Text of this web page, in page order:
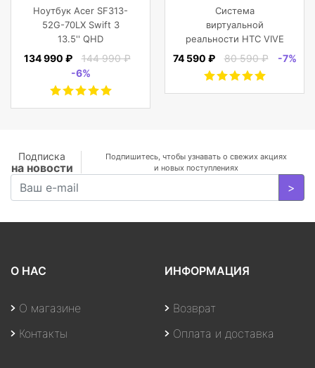
Core i7 16 GB 1TB SSD,
Silver
Ноутбук Acer SF313-
52G-70LX Swift 3
13.5'' QHD
(2256x1504) IPS/Intel
Core i7-1065G7
1.30GHz Quad/16
GB+1TB SSD/GF
MX350 2
кг/W10Pro/3Y/SILVER
134 990 ₽
144 990 ₽
-6%
Cosmos
Система
виртуальной
реальности HTC VIVE
Cosmos
74 590 ₽ 80 590 ₽ -7%
Подписка
на новости
Подпишитесь, чтобы узнавать о свежих акциях
и новых поступлениях
>
О НАС
О магазине
Контакты
ИНФОРМАЦИЯ
Возврат
Оплата и доставка